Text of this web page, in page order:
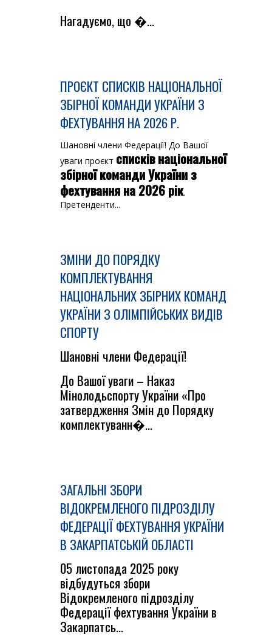
Нагадуємо, що �...
ПРОЄКТ СПИСКІВ НАЦІОНАЛЬНОЇ
ЗБІРНОЇ КОМАНДИ УКРАЇНИ З
ФЕХТУВАННЯ НА 2026 Р.
Шановні члени Федерації! До Вашої
уваги проєкт списків національної
збірної команди України з
фехтування на 2026 рік.
Претенденти...
ЗМІНИ ДО ПОРЯДКУ
КОМПЛЕКТУВАННЯ
НАЦІОНАЛЬНИХ ЗБІРНИХ КОМАНД
УКРАЇНИ З ОЛІМПІЙСЬКИХ ВИДІВ
СПОРТУ
Шановні члени Федерації!
До Вашої уваги – Наказ
Мінолодьспорту України «Про
затвердження Змін до Порядку
комплектуванн�...
ЗАГАЛЬНІ ЗБОРИ
ВІДОКРЕМЛЕНОГО ПІДРОЗДІЛУ
ФЕДЕРАЦІЇ ФЕХТУВАННЯ УКРАЇНИ
В ЗАКАРПАТСЬКІЙ ОБЛАСТІ
05 листопада 2025 року
відбудуться збори
Відокремленого підрозділу
Федерації фехтування України в
Закарпатсь...